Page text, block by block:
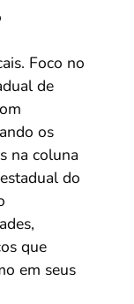
Foco no
de
os
na coluna
do
que
em seus